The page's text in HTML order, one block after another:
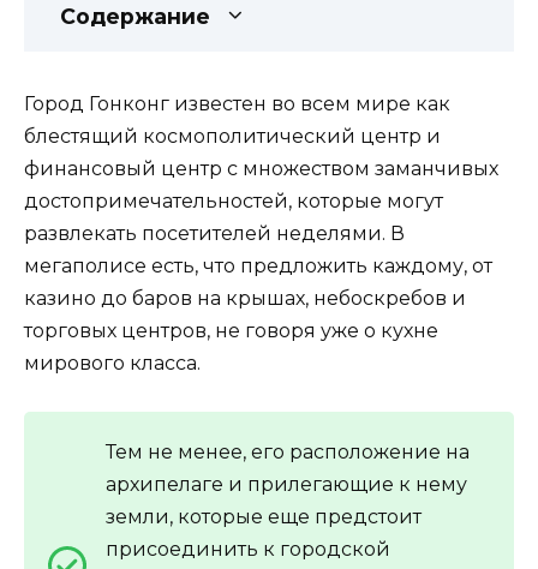
Содержание
Город Гонконг известен во всем мире как
блестящий космополитический центр и
финансовый центр с множеством заманчивых
достопримечательностей, которые могут
развлекать посетителей неделями. В
мегаполисе есть, что предложить каждому, от
казино до баров на крышах, небоскребов и
торговых центров, не говоря уже о кухне
мирового класса.
Тем не менее, его расположение на
архипелаге и прилегающие к нему
земли, которые еще предстоит
присоединить к городской